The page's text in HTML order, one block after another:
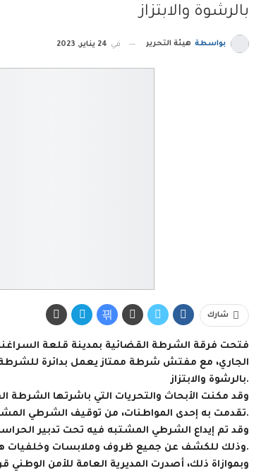
بالرشوة والابتزاز
بواسطة هيئة التحرير في 24 يناير, 2023
شارك
الجاري، مع مفتش شرطة ممتاز يعمل بدائرة
بالرشوة والابتزاز.
وقد مكنت الأبحاث والتحريات التي باشرتها الشرطة
تقدمت به إحدى المواطنات، من توقيف الشرطي المشتبه به وهو في حالة تلبس بتسلم مبلغ مالي على سبيل الرشوة.
وقد تم إيداع الشرطي المشتبه فيه تحت تدبير
وذلك للكشف عن جميع ظروف وملابسات وخلفيات هذه القضية.
وبموازاة ذلك، أصدرت المديرية العامة للأمن